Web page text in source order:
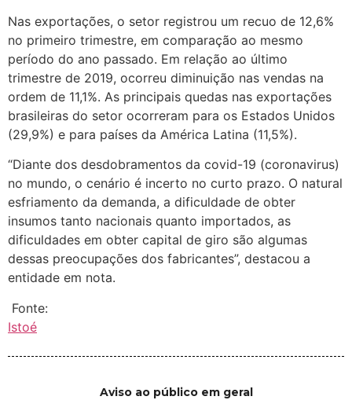
Nas exportações, o setor registrou um recuo de 12,6%
no primeiro trimestre, em comparação ao mesmo
período do ano passado. Em relação ao último
trimestre de 2019, ocorreu diminuição nas vendas na
ordem de 11,1%. As principais quedas nas exportações
brasileiras do setor ocorreram para os Estados Unidos
(29,9%) e para países da América Latina (11,5%).
“Diante dos desdobramentos da covid-19 (coronavirus)
no mundo, o cenário é incerto no curto prazo. O natural
esfriamento da demanda, a dificuldade de obter
insumos tanto nacionais quanto importados, as
dificuldades em obter capital de giro são algumas
dessas preocupações dos fabricantes”, destacou a
entidade em nota.
Fonte:
Istoé
Aviso ao público em geral